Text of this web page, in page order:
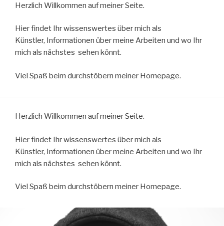
Herzlich Willkommen auf meiner Seite.
Hier findet Ihr wissenswertes über mich als
Künstler, Informationen über meine Arbeiten und wo Ihr
mich als nächstes sehen könnt.
Viel Spaß beim durchstöbern meiner Homepage.
Herzlich Willkommen auf meiner Seite.
Hier findet Ihr wissenswertes über mich als
Künstler, Informationen über meine Arbeiten und wo Ihr
mich als nächstes sehen könnt.
Viel Spaß beim durchstöbern meiner Homepage.